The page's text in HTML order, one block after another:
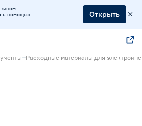
с помощью
Открыть
Расходные материалы для